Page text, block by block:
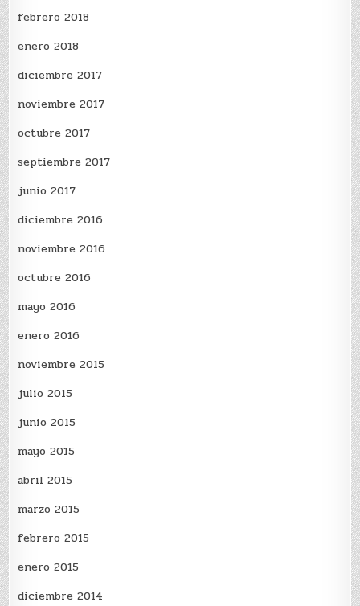
febrero 2018
enero 2018
diciembre 2017
noviembre 2017
octubre 2017
septiembre 2017
junio 2017
diciembre 2016
noviembre 2016
octubre 2016
mayo 2016
enero 2016
noviembre 2015
julio 2015
junio 2015
mayo 2015
abril 2015
marzo 2015
febrero 2015
enero 2015
diciembre 2014